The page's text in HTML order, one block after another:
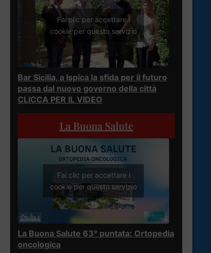
Fai clic per accettare i
cookie per questo servizio
Bar Sicilia, a Ispica la sfida per il futuro
passa dal nuovo governo della città
CLICCA PER IL VIDEO
La Buona Salute
Fai clic per accettare i
cookie per questo servizio
La Buona Salute 63° puntata: Ortopedia
oncologica